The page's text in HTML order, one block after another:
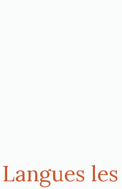
Langues